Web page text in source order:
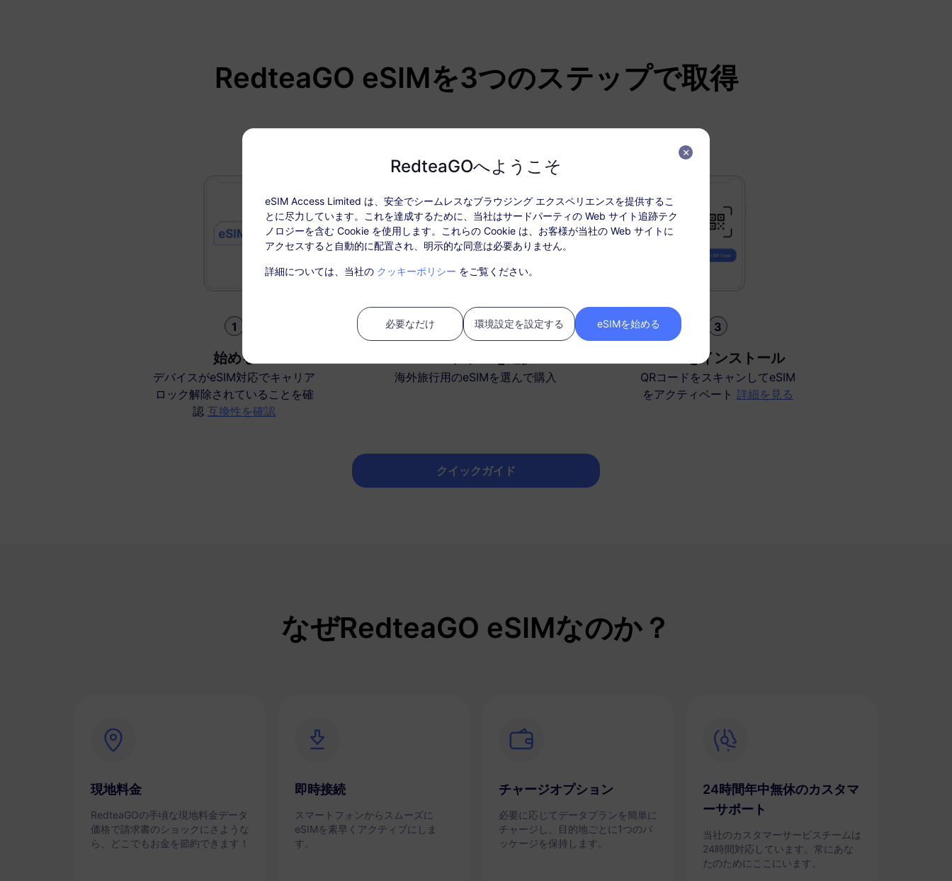
RedteaGO eSIMを3つのステップで取得
1
始める
デバイスがeSIM対応でキャリア
ロック解除されていることを確
認 互換性を確認
2
海外旅行用のeSIMを選んで購入
3
eSIMをインストール
QRコードをスキャンしてeSIM
をアクティベート 詳細を見る
クイックガイド
なぜRedteaGO eSIMなのか？
現地料金
RedteaGOの手頃な現地料金データ
価格で請求書のショックにさような
ら、どこでもお金を節約できます！
即時接続
スマートフォンからスムーズに
eSIMを素早くアクティブにしま
す。
チャージオプション
必要に応じてデータプランを簡単に
チャージし、目的地ごとに1つのパ
ッケージを保持します。
24時間年中無休のカスタマ
ーサポート
当社のカスタマーサービスチームは
24時間対応しています。常にあな
たのためにここにいます。
RedteaGOへようこそ
eSIM Access Limited は、安全でシームレスなブラウジング エクスペリエンスを提供するこ
とに尽力しています。これを達成するために、当社はサードパーティの Web サイト追跡テク
ノロジーを含む Cookie を使用します。これらの Cookie は、お客様が当社の Web サイトに
アクセスすると自動的に配置され、明示的な同意は必要ありません。
詳細については、当社の クッキーポリシー をご覧ください。
必要なだけ 環境設定を設定する eSIMを始める